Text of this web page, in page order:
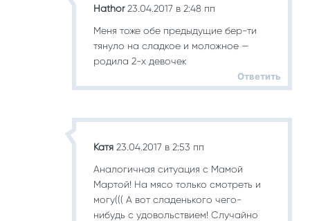
Hathor23.04.2017 в 2:48 пп
Меня тоже обе предыдущие бер-ти
тянуло на сладкое и моложное —
родила 2-х девочек
Ответить
Катя 23.04.2017 в 2:53 пп
Аналогичная ситуация с Мамой
Мартой! На мясо только смотреть и
могу((( А вот сладенького чего-
нибудь с удовольствием! Случайно